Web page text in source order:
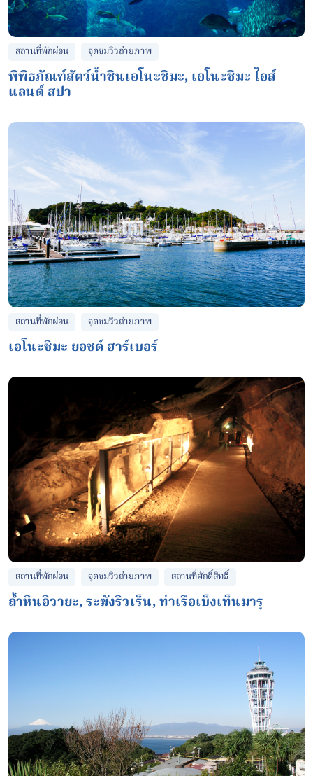
สถานที่พักผ่อน จุดชมวิวถ่ายภาพ
พิพิธภัณฑ์สัตว์น้ำชินเอโนะชิมะ, เอโนะชิมะ ไอส์
แลนด์ สปา
สถานที่พักผ่อน จุดชมวิวถ่ายภาพ
เอโนะชิมะ ยอชต์ ฮาร์เบอร์
สถานที่พักผ่อน จุดชมวิวถ่ายภาพ สถานที่ศักดิ์สิทธิ์
ถ้ำหินอิวายะ, ระฆังริวเร็น, ท่าเรือเบ็งเท็นมารุ